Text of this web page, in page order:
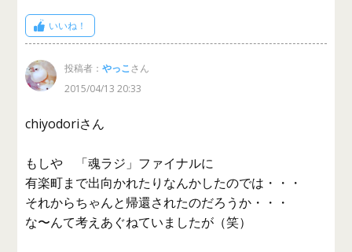
いいね！
投稿者：やっこさん
2015/04/13 20:33
chiyodoriさん
もしや 「魂ラジ」ファイナルに
有楽町まで出向かれたりなんかしたのでは・・・
それからちゃんと帰還されたのだろうか・・・
な〜んて考えあぐねていましたが（笑）